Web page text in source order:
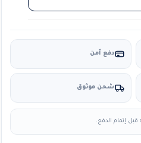
دفع آمن
شحن موثوق
إتمام الدفع.